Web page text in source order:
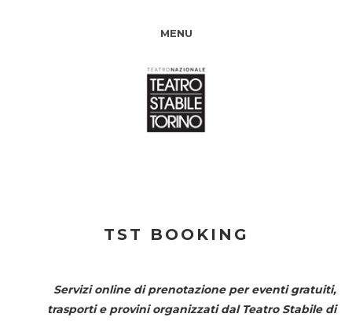
MENU
TST BOOKING
Servizi online di prenotazione per eventi gratuiti,
trasporti e provini organizzati dal Teatro Stabile di